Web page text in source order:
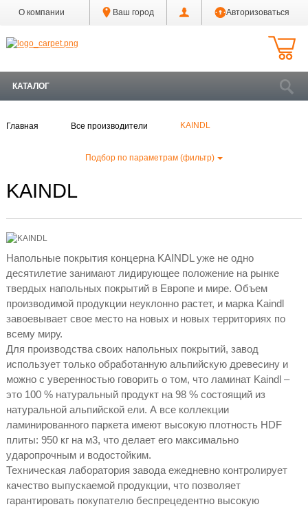
Ваш город Авторизоваться
О компании
Доставка
объем
Все
производители
Акции
КАТАЛОГ
Главная Все производители KAINDL
Подбор по параметрам (фильтр)
KAINDL
Напольные покрытия концерна KAINDL уже не одно
десятилетие занимают лидирующее положение на рынке
твердых напольных покрытий в Европе и мире. Объем
производимой продукции неуклонно растет, и марка Kaindl
завоевывает свое место на новых и новых территориях по
всему миру.
Для производства своих напольных покрытий, завод
использует только обработанную альпийскую древесину и
можно с уверенностью говорить о том, что ламинат Kaindl –
это 100 % натуральный продукт на 98 % состоящий из
натуральной альпийской ели. А все коллекции
ламинированного паркета имеют высокую плотность HDF
плиты: 950 кг на м3, что делает его максимально
ударопрочным и водостойким.
Техническая лаборатория завода ежедневно контролирует
качество выпускаемой продукции, что позволяет
гарантировать покупателю беспрецедентно высокую